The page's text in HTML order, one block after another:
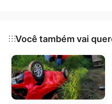
Categorias
Polícia